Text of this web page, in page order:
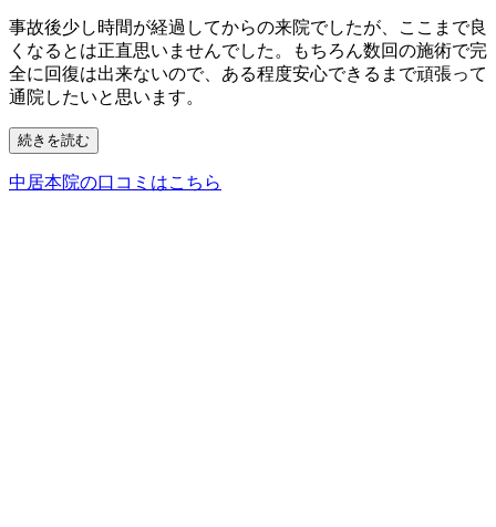
事故後少し時間が経過してからの来院でしたが、ここまで良
くなるとは正直思いませんでした。もちろん数回の施術で完
全に回復は出来ないので、ある程度安心できるまで頑張って
通院したいと思います。
続きを読む
中居本院の口コミはこちら